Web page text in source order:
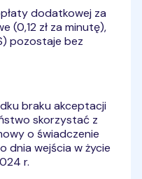
dodatkowej za
(0,12 zł za minutę),
pozostaje bez
braku akceptacji
skorzystać z
o świadczenie
dnia wejścia w życie
r.